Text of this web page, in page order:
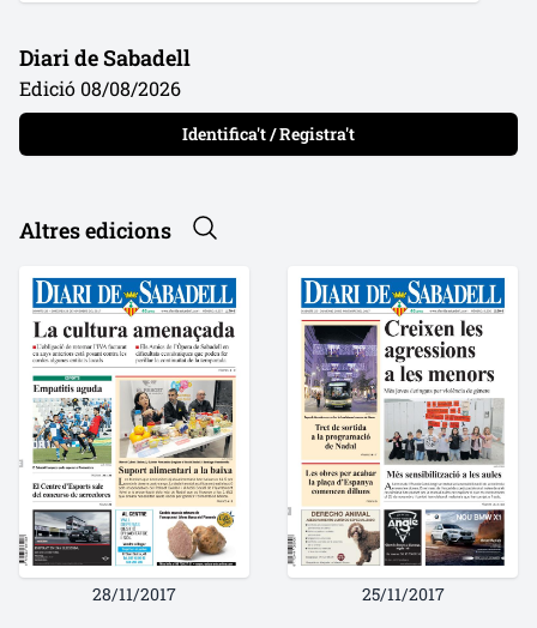
Diari de Sabadell
Edició 08/08/2026
Identifica't / Registra't
Altres edicions
28/11/2017 25/11/2017